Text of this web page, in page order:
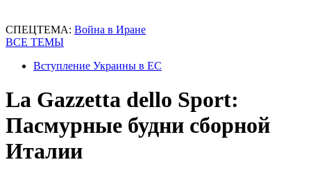
СПЕЦТЕМА: Война в Иране
ВСЕ ТЕМЫ
Вступление Украины в ЕС
La Gazzetta dello Sport:
Пасмурные будни сборной
Италии